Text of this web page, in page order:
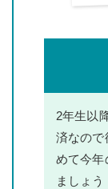
2年生以
済なので
めて今年
ましょう